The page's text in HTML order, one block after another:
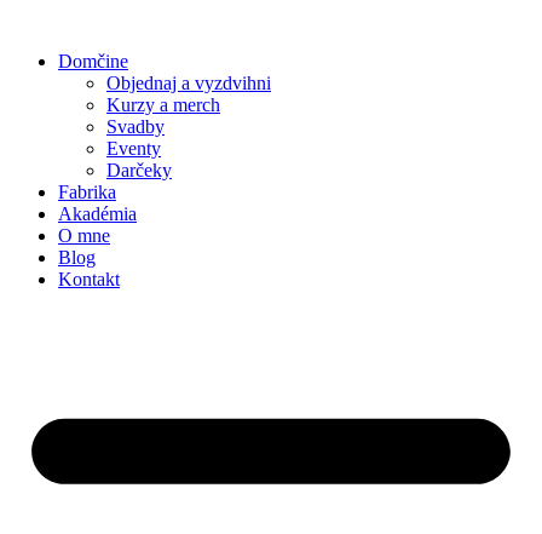
obsah
Domčine
Objednaj a vyzdvihni
Kurzy a merch
Svadby
Eventy
Darčeky
Fabrika
Akadémia
O mne
Blog
Kontakt